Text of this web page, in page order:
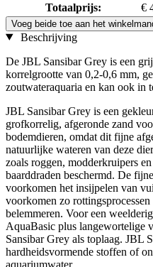
Totaalprijs:
€
Voeg beide toe aan het
Beschrijving
De JBL Sansibar Grey is een
korrelgrootte van 0,2-0,6 mm,
zoutwateraquaria en kan ook in
JBL Sansibar Grey is een
grofkorrelig, afgeronde zand
bodemdieren, omdat dit fijne
natuurlijke wateren van deze
zoals roggen, modderkruipers
baarddraden beschermd. De
voorkomen het insijpelen van
voorkomen zo
belemmeren. Voor een
AquaBasic plus langewortelige
Sansibar Grey als toplaag. JBL
hardheidsvormende stoffen of
aquariumwater.